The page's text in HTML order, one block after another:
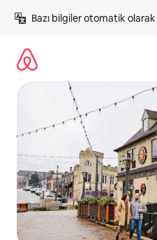
atla
Bazı bilgiler otomatik